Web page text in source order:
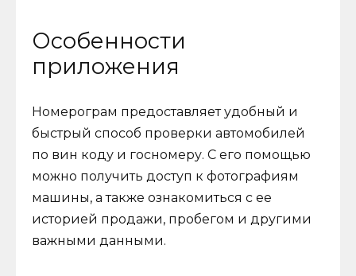
Особенности
приложения
Номерограм предоставляет удобный и
быстрый способ проверки автомобилей
по вин коду и госномеру. С его помощью
можно получить доступ к фотографиям
машины, а также ознакомиться с ее
историей продажи, пробегом и другими
важными данными.